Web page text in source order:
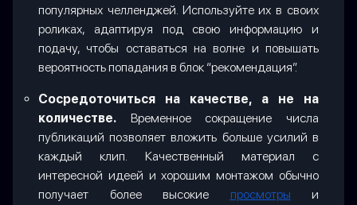
популярных челленджей. Используйте их в своих
роликах, адаптируя под свою информацию и
подачу, чтобы оставаться на волне и повышать
вероятность попадания в блок “рекомендация”.
Сосредоточиться на качестве, а не на
количестве. Временное сокращение числа
публикаций позволяет вложить больше усилий в
каждый клип. Качественный материал с
интересной идеей и хорошим монтажом обычно
получает более высокие просмотры
и